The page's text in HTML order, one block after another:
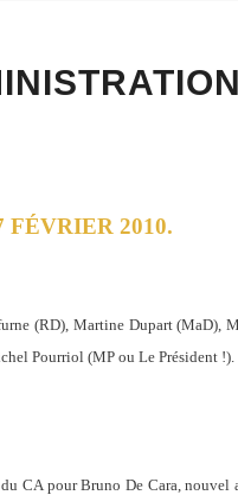
FÉVRIER 2010.
(RD), Martine Dupart (MaD),
Pourriol (MP ou Le Président !).
CA pour Bruno De Cara, nouvel